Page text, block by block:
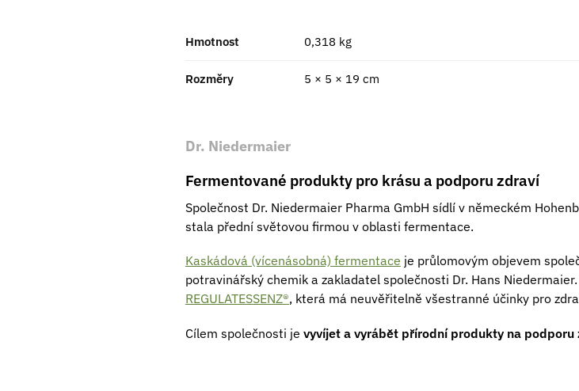
Hmotnost 0,318 kg
Rozměry 5 × 5 × 19 cm
Dr. Niedermaier
Fermentované produkty pro krásu a podporu zdraví
Společnost Dr. Niedermaier Pharma GmbH sídlí v německém
stala přední světovou firmou v oblasti fermentace.
Kaskádová (vícenásobná) fermentace je průlomovým objevem
potravinářský chemik a zakladatel společnosti Dr. Hans
REGULATESSENZ®, která má neuvěřitelně všestranné účinky pro
Cílem společnosti je vyvíjet a vyrábět přírodní produkty na